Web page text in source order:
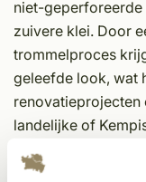
niet-geperforeerde
zuivere klei. Door
trommelproces
geleefde look, wat
renovatieprojecten
landelijke of
Kleur en structuur: